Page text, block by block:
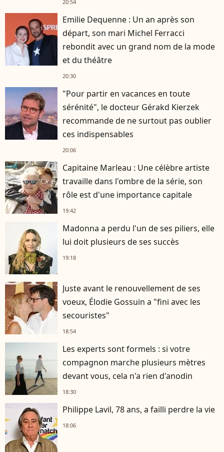
20:54
Emilie Dequenne : Un an après son
départ, son mari Michel Ferracci
rebondit avec un grand nom de la mode
et du théâtre
20:30
"Pour partir en vacances en toute
sérénité", le docteur Gérakd Kierzek
recommande de ne surtout pas oublier
ces indispensables
20:06
Capitaine Marleau : Une célèbre artiste
travaille dans l'ombre de la série, son
rôle est d'une importance capitale
19:42
Madonna a perdu l'un de ses piliers, elle
lui doit plusieurs de ses succès
19:18
Juste avant le renouvellement de ses
voeux, Élodie Gossuin a "fini avec les
secouristes"
18:54
Les experts sont formels : si votre
compagnon marche plusieurs mètres
devant vous, cela n'a rien d'anodin
18:30
Philippe Lavil, 78 ans, a failli perdre la vie
18:06